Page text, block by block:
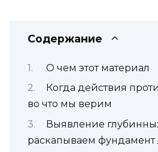
Содержание
О чем этот материал
Когда действия
во что мы верим
Выявление
раскапываем фундамент